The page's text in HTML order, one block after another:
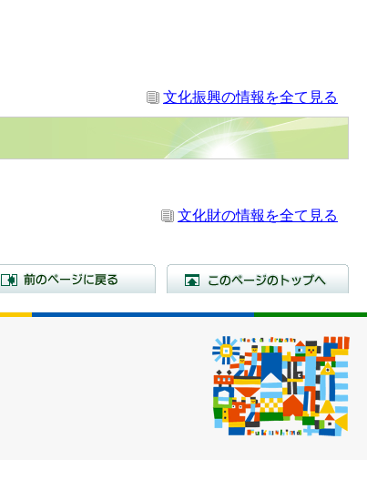
文化振興の情報を全て見る
文化財の情報を全て見る
前のページに戻る